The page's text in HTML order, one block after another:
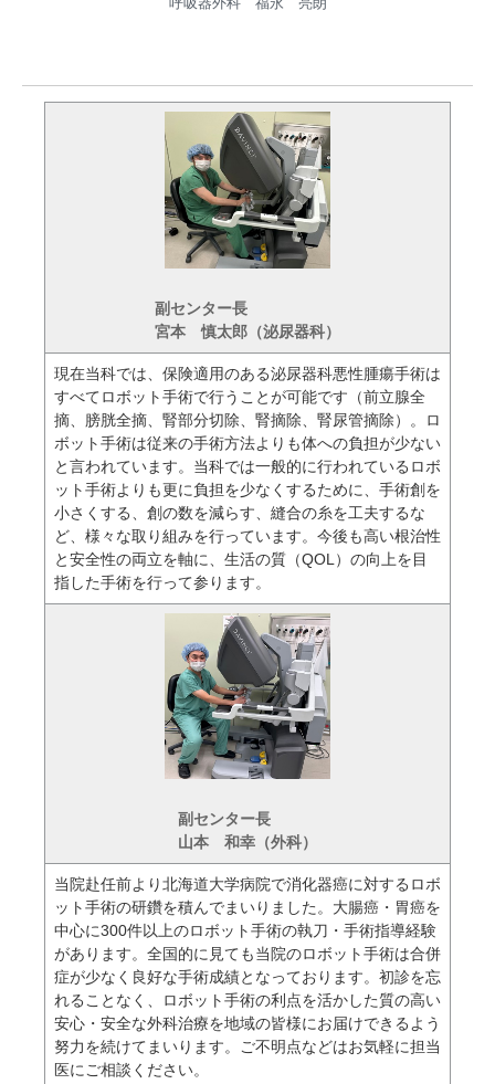
副センター長
宮本 慎太郎（泌尿器科）
現在当科では、保険適用のある泌尿器科悪性腫瘍手術は
すべてロボット手術で行うことが可能です（前立腺全
摘、膀胱全摘、腎部分切除、腎摘除、腎尿管摘除）。ロ
ボット手術は従来の手術方法よりも体への負担が少ない
と言われています。当科では一般的に行われているロボ
ット手術よりも更に負担を少なくするために、手術創を
小さくする、創の数を減らす、縫合の糸を工夫するな
ど、様々な取り組みを行っています。今後も高い根治性
と安全性の両立を軸に、生活の質（QOL）の向上を目
指した手術を行って参ります。
副センター長
山本 和幸（外科）
当院赴任前より北海道大学病院で消化器癌に対するロボ
ット手術の研鑽を積んでまいりました。大腸癌・胃癌を
中心に300件以上のロボット手術の執刀・手術指導経験
があります。全国的に見ても当院のロボット手術は合併
症が少なく良好な手術成績となっております。初診を忘
れることなく、ロボット手術の利点を活かした質の高い
安心・安全な外科治療を地域の皆様にお届けできるよう
努力を続けてまいります。ご不明点などはお気軽に担当
医にご相談ください。